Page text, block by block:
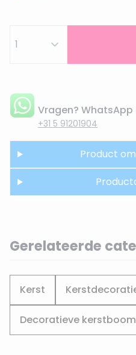
Vragen? WhatsApp
+31 5 91201904
Product
Gerelateerde
Kerst
Decoratieve